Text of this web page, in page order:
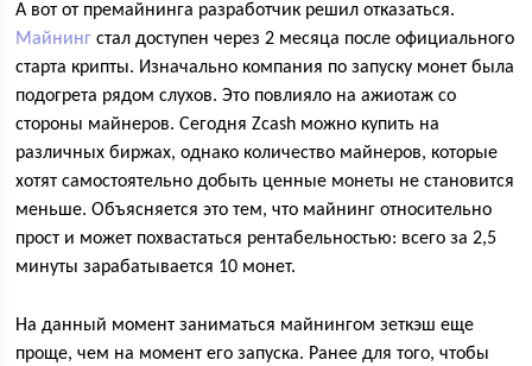
А вот от премайнинга разработчик решил отказаться.
Майнинг стал доступен через 2 месяца после официального
старта крипты. Изначально компания по запуску монет была
подогрета рядом слухов. Это повлияло на ажиотаж со
стороны майнеров. Сегодня Zcash можно купить на
различных биржах, однако количество майнеров, которые
хотят самостоятельно добыть ценные монеты не становится
меньше. Объясняется это тем, что майнинг относительно
прост и может похвастаться рентабельностью: всего за 2,5
минуты зарабатывается 10 монет.
На данный момент заниматься майнингом зеткэш еще
проще, чем на момент его запуска. Ранее для того, чтобы